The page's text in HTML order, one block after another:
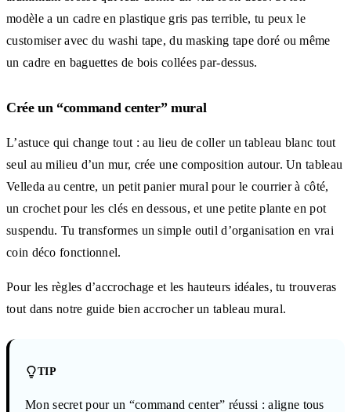
modèle a un cadre en plastique gris pas terrible, tu peux le
customiser avec du washi tape, du masking tape doré ou même
un cadre en baguettes de bois collées par-dessus.
Crée un “command center” mural
L’astuce qui change tout : au lieu de coller un tableau blanc tout
seul au milieu d’un mur, crée une composition autour. Un tableau
Velleda au centre, un petit panier mural pour le courrier à côté,
un crochet pour les clés en dessous, et une petite plante en pot
suspendu. Tu transformes un simple outil d’organisation en vrai
coin déco fonctionnel.
Pour les règles d’accrochage et les hauteurs idéales, tu trouveras
tout dans notre guide bien accrocher un tableau mural.
TIP
Mon secret pour un “command center” réussi : aligne tous